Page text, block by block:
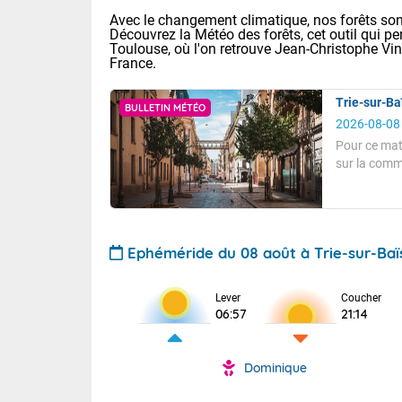
Pour la
Au niveau du
Tendance
Avec le changement climatique, nos forêts
Découvrez la Météo des forêts, cet outil qui
Toulouse, où l'on retrouve Jean-Christophe
France.
BULLETIN MÉTÉO
Trie-sur-
2026-08-
Pour ce
sur la
Pour ce
Les
Ephéméride du 08 août à Trie-sur-
Lever
06:57
Coucher
21:14
Dominique
Voici les
31 Lyon : 35
: 32 Nancy :
Aujourd'hui :
Très
En matinée,
aux Hauts-
Corse.
Pyrénées,